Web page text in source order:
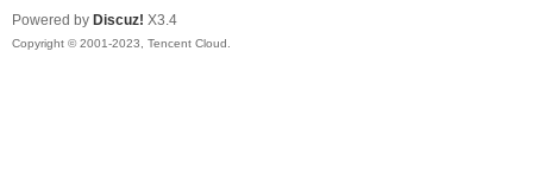
Powered by Discuz! X3.4
Copyright © 2001-2023, Tencent Cloud.